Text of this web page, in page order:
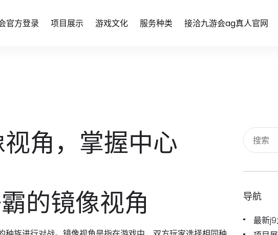
官方登录 项目展示 游戏文化 服务种类 接洽九游会ag真人官网
角，掌握中心
的镜像视角 导航
最新